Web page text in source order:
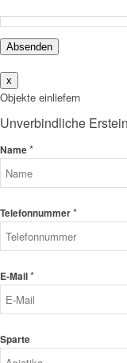
Absenden
x
Objekte einliefern
Unverbindliche
Name*
Telefonnummer*
E-Mail*
Sparte